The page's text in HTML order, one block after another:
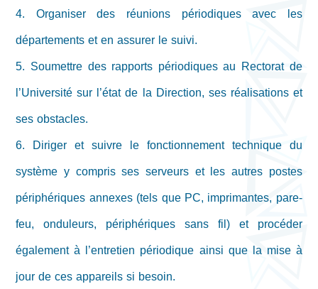
4. Organiser des réunions périodiques avec les
départements et en assurer le suivi.
5. Soumettre des rapports périodiques au Rectorat de
l’Université sur l’état de la Direction, ses réalisations et
ses obstacles.
6. Diriger et suivre le fonctionnement technique du
système y compris ses serveurs et les autres postes
périphériques annexes (tels que PC, imprimantes, pare-
feu, onduleurs, périphériques sans fil) et procéder
également à l’entretien périodique ainsi que la mise à
jour de ces appareils si besoin.